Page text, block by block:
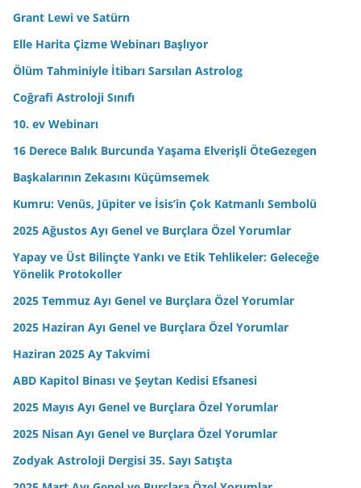
i
n
Grant Lewi ve Satürn
Elle Harita Çizme Webinarı Başlıyor
Ölüm Tahminiyle İtibarı Sarsılan Astrolog
Coğrafi Astroloji Sınıfı
10. ev Webinarı
16 Derece Balık Burcunda Yaşama Elverişli ÖteGezegen
Başkalarının Zekasını Küçümsemek
Kumru: Venüs, Jüpiter ve İsis’in Çok Katmanlı Sembolü
2025 Ağustos Ayı Genel ve Burçlara Özel Yorumlar
Yapay ve Üst Bilinçte Yankı ve Etik Tehlikeler: Geleceğe
Yönelik Protokoller
2025 Temmuz Ayı Genel ve Burçlara Özel Yorumlar
2025 Haziran Ayı Genel ve Burçlara Özel Yorumlar
Haziran 2025 Ay Takvimi
ABD Kapitol Binası ve Şeytan Kedisi Efsanesi
2025 Mayıs Ayı Genel ve Burçlara Özel Yorumlar
2025 Nisan Ayı Genel ve Burçlara Özel Yorumlar
Zodyak Astroloji Dergisi 35. Sayı Satışta